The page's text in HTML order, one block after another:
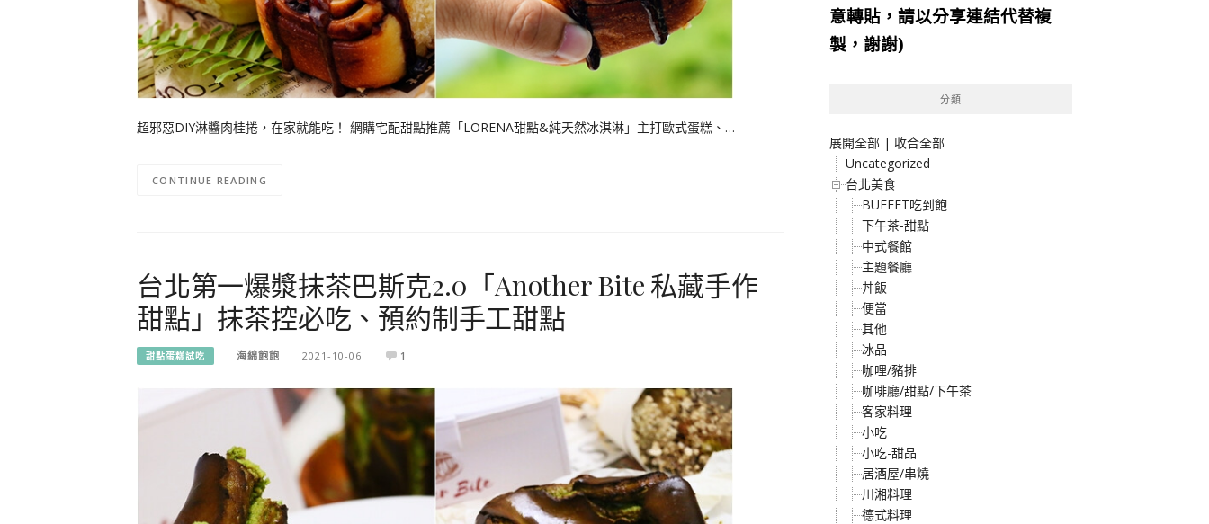
超邪惡DIY淋醬肉桂捲，在家就能吃！ 網購宅配甜點推薦「LORENA甜點&純天然冰淇淋」主打歐式蛋糕、…
CONTINUE READING
台北第一爆漿抹茶巴斯克2.0「Another Bite 私藏手作
甜點」抹茶控必吃、預約制手工甜點
甜點蛋糕試吃 海綿飽飽 2021-10-06 1
意轉貼，請以分享連結代替複
製，謝謝)
分類
展開全部 | 收合全部
Uncategorized
台北美食
BUFFET吃到飽
下午茶-甜點
中式餐館
主題餐廳
丼飯
便當
其他
冰品
咖哩/豬排
咖啡廳/甜點/下午茶
客家料理
小吃
小吃-甜品
居酒屋/串燒
川湘料理
德式料理